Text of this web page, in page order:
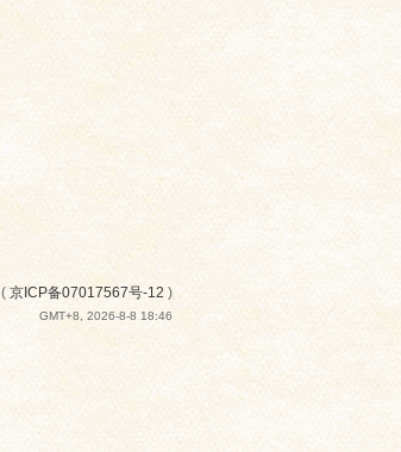
(京ICP备07017567号-12 )
GMT+8, 2026-8-8 18:46